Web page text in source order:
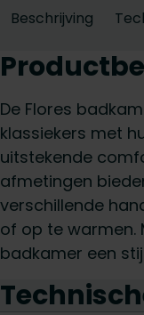
Beschrijving
De Flores
klassiekers met
uitstekende
afmetingen
verschillende
of op te warmen.
badkamer een